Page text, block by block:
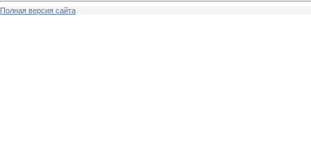
Полная версия сайта